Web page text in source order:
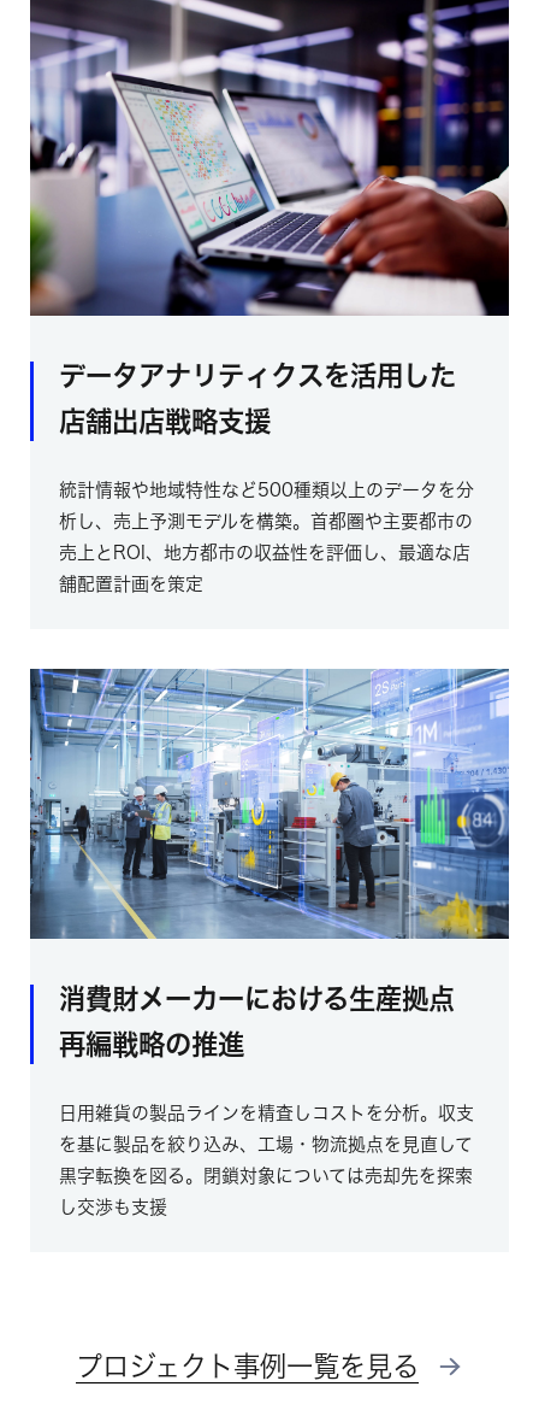
データアナリティクスを活用した
店舗出店戦略支援
統計情報や地域特性など500種類以上のデータを分
析し、売上予測モデルを構築。首都圏や主要都市の
売上とROI、地方都市の収益性を評価し、最適な店
舗配置計画を策定
消費財メーカーにおける生産拠点
再編戦略の推進
日用雑貨の製品ラインを精査しコストを分析。収支
を基に製品を絞り込み、工場・物流拠点を見直して
黒字転換を図る。閉鎖対象については売却先を探索
し交渉も支援
プロジェクト事例一覧を見る